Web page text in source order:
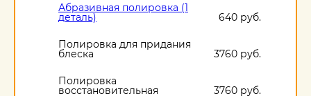
Абразивная полировка (1
деталь) 640 руб.
Полировка для придания
блеска 3760 руб.
Полировка
восстановительная 3760 руб.